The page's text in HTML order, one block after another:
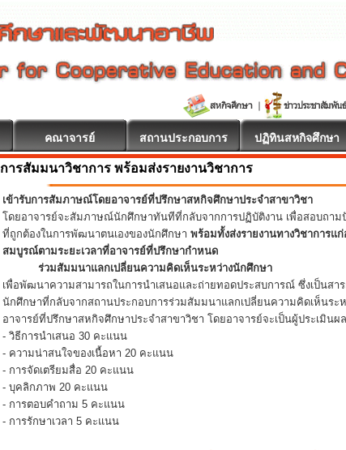
คณาจารย์ สถานประกอบการ ปฏิทินสหกิจศึกษา
การสัมมนาวิชาการ พร้อมส่งรายงานวิชาการ
เข้ารับการสัมภาษณ์โดยอาจารย์ที่ปรึกษาสหกิจศึกษาประจำสาขาวิชา
โดยอาจารย์จะสัมภาษณ์นักศึกษาทันทีที่กลับจากการปฏิบัติงาน เพื่อสอบถา
ที่ถูกต้องในการพัฒนาตนเองของนักศึกษา พร้อมทั้งส่งรายงานทางวิชาการแ
สมบูรณ์ตามระยะเวลาที่อาจารย์ที่ปรึกษากำหนด
ร่วมสัมมนาแลกเปลี่ยนความคิดเห็นระหว่างนักศึกษา
เพื่อพัฒนาความสามารถในการนำเสนอและถ่ายทอดประสบการณ์ ซึ่งเป็นสา
นักศึกษาที่กลับจากสถานประกอบการร่วมสัมมนาแลกเปลี่ยนความคิดเห็นระ
อาจารย์ที่ปรึกษาสหกิจศึกษาประจำสาขาวิชา โดยอาจารย์จะเป็นผู้ประเมิน
- วิธีการนำเสนอ 30 คะแนน
- ความน่าสนใจของเนื้อหา 20 คะแนน
- การจัดเตรียมสื่อ 20 คะแนน
- บุคลิกภาพ 20 คะแนน
- การตอบคำถาม 5 คะแนน
- การรักษาเวลา 5 คะแนน